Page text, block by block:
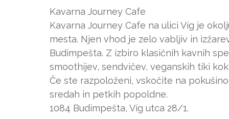
Kavarna Journey Cafe
Kavarna Journey Cafe na ulici Víg je
mesta. Njen vhod je zelo vabljiv in
Budimpešta. Z izbiro klasičnih kavnih
smoothijev, sendvičev, veganskih tiki
Če ste razpoloženi, vskočite na
sredah in petkih popoldne.
1084 Budimpešta, Víg utca 28/1.